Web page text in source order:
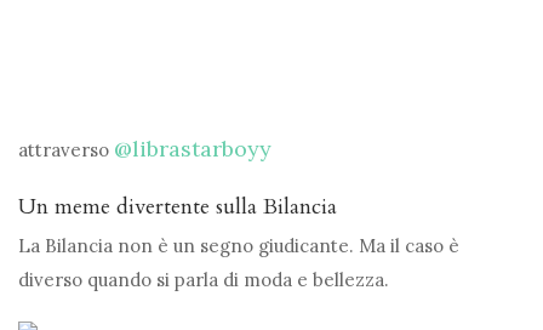
attraverso @librastarboyy
Un meme divertente sulla Bilancia
La Bilancia non è un segno giudicante. Ma il caso è
diverso quando si parla di moda e bellezza.